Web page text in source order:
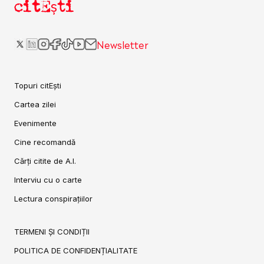
citEști
Newsletter
Topuri citEști
Cartea zilei
Evenimente
Cine recomandă
Cărți citite de A.I.
Interviu cu o carte
Lectura conspirațiilor
TERMENI ȘI CONDIȚII
POLITICA DE CONFIDENȚIALITATE